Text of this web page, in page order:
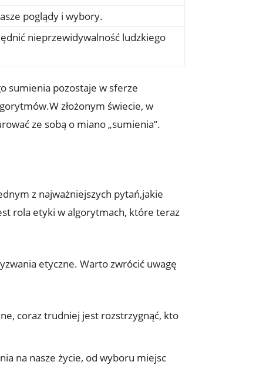
poglądy i wybory.
nieprzewidywalność ludzkiego
sumienia pozostaje w sferze
złożonym świecie, w
ze sobą o miano „sumienia”.
z najważniejszych pytań,jakie
rola etyki w algorytmach, które teraz
etyczne. Warto zwrócić uwagę
coraz trudniej jest rozstrzygnąć, kto
na nasze życie, od wyboru miejsc